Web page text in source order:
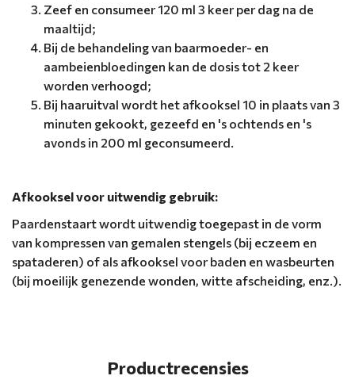
Zeef en consumeer 120 ml 3 keer per dag na de
maaltijd;
Bij de behandeling van baarmoeder- en
aambeienbloedingen kan de dosis tot 2 keer
worden verhoogd;
Bij haaruitval wordt het afkooksel 10 in plaats van 3
minuten gekookt, gezeefd en 's ochtends en 's
avonds in 200 ml geconsumeerd.
Afkooksel voor uitwendig gebruik:
Paardenstaart wordt uitwendig toegepast in de vorm
van kompressen van gemalen stengels (bij eczeem en
spataderen) of als afkooksel voor baden en wasbeurten
(bij moeilijk genezende wonden, witte afscheiding, enz.).
Productrecensies